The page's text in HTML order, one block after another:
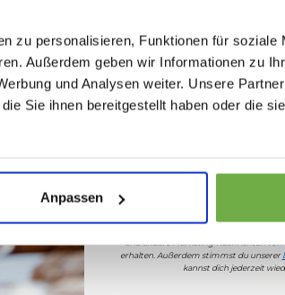
zu personalisieren, Funktionen für soziale
Außerdem geben wir Informationen zu
und Analysen weiter. Unsere
Sie ihnen bereitgestellt haben oder die
Anpassen
Wear Murray T-
45,95 €
€
- 57%
Gorilla
Vergleichspreis
21,99 €
-
Sicher dir 5
erhalten. Außerdem stimmst du unserer
kannst dich jederzeit